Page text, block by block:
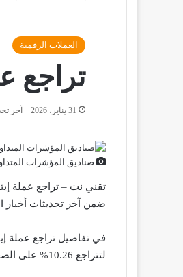
العملات الرقمية
تراجع
31 يناير، 2026 آخر تحديث: 31
صناديق المؤشرات
ضمن آخر تحديثات أخبار
لتتراجع 10.26% على الصعيد اليومي. ولتسجل أعلى نسبة تراجع.